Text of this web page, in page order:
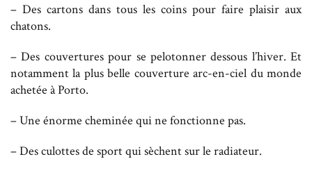
– Des cartons dans tous les coins pour faire plaisir aux
chatons.
– Des couvertures pour se pelotonner dessous l’hiver. Et
notamment la plus belle couverture arc-en-ciel du monde
achetée à Porto.
– Une énorme cheminée qui ne fonctionne pas.
– Des culottes de sport qui sèchent sur le radiateur.